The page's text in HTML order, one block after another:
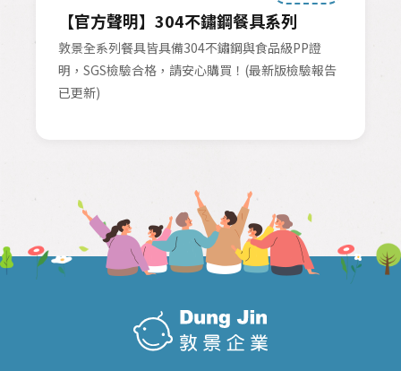
【官方聲明】304不鏽鋼餐具系列
敦景全系列餐具皆具備304不鏽鋼與食品級PP證
明，SGS檢驗合格，請安心購買！(最新版檢驗報告
已更新)